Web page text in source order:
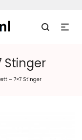
Stinger
– 7×7 Stinger